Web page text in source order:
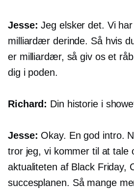
Jesse: Jeg elsker det. Vi
milliardær derinde. Så hvis
er milliardær, så giv os et
dig i poden.
Richard: Din historie i
Jesse: Okay. En god intro.
tror jeg, vi kommer til at tale
aktualiteten af ​​Black Friday,
succesplanen. Så mange